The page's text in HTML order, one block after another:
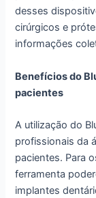
desses
cirúrgicos e
informações
Benefícios do
pacientes
A utilização do
profissionais da
pacientes. Para
ferramenta
implantes